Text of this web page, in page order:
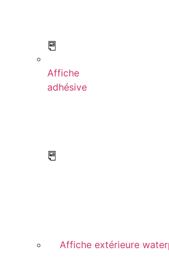
Affiche
adhésive
Affiche extérieure